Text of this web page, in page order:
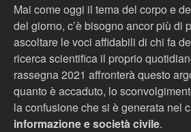
Mai come oggi il tema del corpo e
del giorno, c’è bisogno ancor più di
ascoltare le voci affidabili di chi fa
ricerca scientifica il proprio
rassegna 2021 affronterà questo
quanto è accaduto, lo
la confusione che si è generata nel
informazione e società civile.